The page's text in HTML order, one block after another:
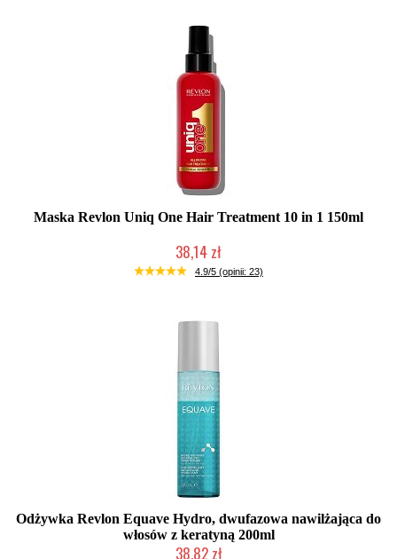
Maska Revlon Uniq One Hair Treatment 10 in 1 150ml
38,14 zł
Duża ilość (wysyłka w 24h)
4.9/5 (opinii: 23)
Odżywka Revlon Equave Hydro, dwufazowa nawilżająca do
włosów z keratyną 200ml
38,82 zł